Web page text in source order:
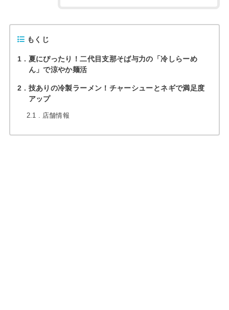
もくじ
1
夏にぴったり！二代目支那そば与力の「冷しらーめ
ん」で涼やか麺活
2
技ありの冷製ラーメン！チャーシューとネギで満足度
アップ
2.1 店舗情報